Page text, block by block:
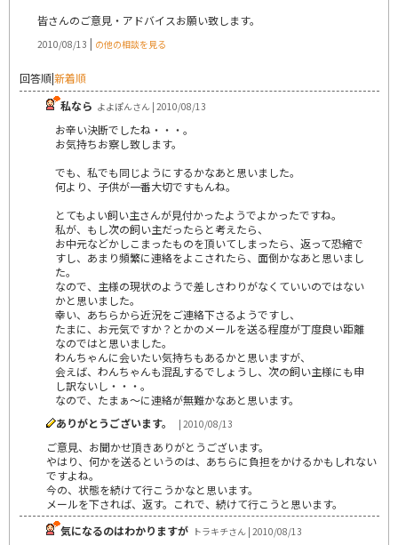
皆さんのご意見・アドバイスお願い致します。
2010/08/13 | の他の相談を見る
回答順|新着順
私なら よよぽんさん | 2010/08/13
お辛い決断でしたね・・・。
お気持ちお察し致します。
でも、私でも同じようにするかなあと思いました。
何より、子供が一番大切ですもんね。
とてもよい飼い主さんが見付かったようでよかったですね。
私が、もし次の飼い主だったらと考えたら、
お中元などかしこまったものを頂いてしまったら、返って恐縮で
すし、あまり頻繁に連絡をよこされたら、面倒かなあと思いまし
た。
なので、主様の現状のようで差しさわりがなくていいのではない
かと思いました。
幸い、あちらから近況をご連絡下さるようですし、
たまに、お元気ですか？とかのメールを送る程度が丁度良い距離
なのではと思いました。
わんちゃんに会いたい気持ちもあるかと思いますが、
会えば、わんちゃんも混乱するでしょうし、次の飼い主様にも申
し訳ないし・・・。
なので、たまぁ～に連絡が無難かなあと思います。
ありがとうございます。
| 2010/08/13
ご意見、お聞かせ頂きありがとうございます。
やはり、何かを送るというのは、あちらに負担をかけるかもしれない
ですよね。
今の、状態を続けて行こうかなと思います。
メールを下されば、返す。これで、続けて行こうと思います。
気になるのはわかりますが トラキチさん | 2010/08/13